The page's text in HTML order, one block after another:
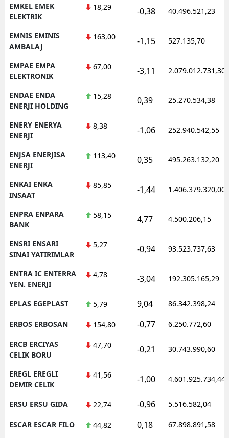
EMKEL EMEK
ELEKTRIK
18,29 -0,38 40.496.521,23
EMNIS EMINIS
AMBALAJ
163,00 -1,15 527.135,70
EMPAE EMPA
ELEKTRONIK
67,00 -3,11 2.079.012.731,30
ENDAE ENDA
ENERJI HOLDING
15,28 0,39 25.270.534,38
ENERY ENERYA
ENERJI
8,38 -1,06 252.940.542,55
ENJSA ENERJISA
ENERJI
113,40 0,35 495.263.132,20
ENKAI ENKA
INSAAT
85,85 -1,44 1.406.379.320,00
ENPRA ENPARA
BANK
58,15 4,77 4.500.206,15
ENSRI ENSARI
SINAI YATIRIMLAR
5,27 -0,94 93.523.737,63
ENTRA IC ENTERRA
YEN. ENERJI
4,78 -3,04 192.305.165,29
EPLAS EGEPLAST 5,79 9,04 86.342.398,24
ERBOS ERBOSAN 154,80 -0,77 6.250.772,60
ERCB ERCIYAS
CELIK BORU
47,70 -0,21 30.743.990,60
EREGL EREGLI
DEMIR CELIK
41,56 -1,00 4.601.925.734,44
ERSU ERSU GIDA 22,74 -0,96 5.516.582,04
ESCAR ESCAR FILO 44,82 0,18 67.898.891,58